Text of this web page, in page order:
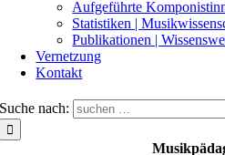
Aufgeführte
Statistiken |
Publikationen |
Vernetzung
Kontakt
Suche nach: